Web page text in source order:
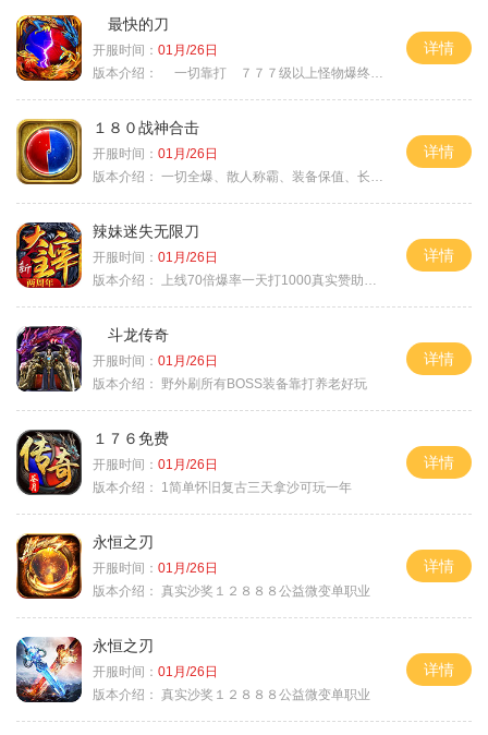
最快的刀
开服时间： 01月/26日
版本介绍：
一切靠打 ７７７级以上怪物爆终极
详情
１８０战神合击
开服时间： 01月/26日
版本介绍： 一切全爆、散人称霸、装备保值、长期耐玩
详情
辣妹迷失无限刀
开服时间： 01月/26日
版本介绍：
上线70倍爆率一天打1000真实赞助一夜终
详情
斗龙传奇
开服时间： 01月/26日
版本介绍：
野外刷所有BOSS装备靠打养老好玩
详情
１７６免费
开服时间： 01月/26日
版本介绍：
1简单怀旧复古三天拿沙可玩一年
详情
永恒之刃
开服时间： 01月/26日
版本介绍： 真实沙奖１２８８８公益微变单职业
详情
永恒之刃
开服时间： 01月/26日
版本介绍： 真实沙奖１２８８８公益微变单职业
详情